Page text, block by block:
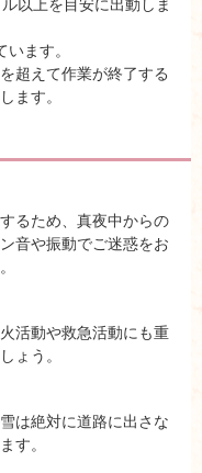
以上を目安に出動しま
ます。
超えて作業が終了する
ます。
るため、真夜中からの
音や振動でご迷惑をお
活動や救急活動にも重
ょう。
は絶対に道路に出さな
す。